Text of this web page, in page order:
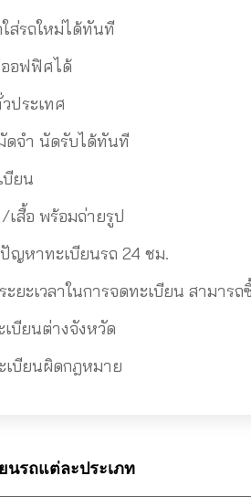
ส่รถใหม่ได้ทันที
อฟฟิศได้
ประเทศ
ดจำ นัดรับได้ทันที
บียน
เสื้อ พร้อมถ่ายรูป
ญหาทะเบียนรถ 24 ชม.
ยะเวลาในการจดทะเบียน สามาร
บียนต่างจังหวัด
เบียนผิดกฎหมาย
รถแต่ละประเภท